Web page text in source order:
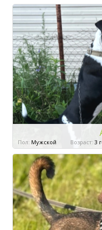
Пол: Мужской Возраст: 3